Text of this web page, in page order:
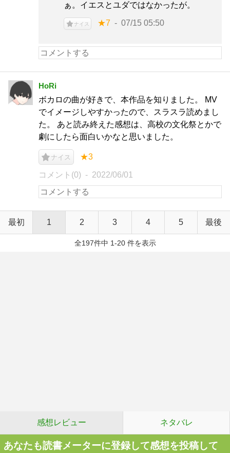
ぁ。イエスとユダではなかったが。
ナイス ★7 07/15 05:50
HoRi
ボカロの曲が好きで、本作品を知りました。 MV
でイメージしやすかったので、スラスラ読めまし
た。 あと読み終えた感想は、高校の文化祭とかで
劇にしたら面白いかなと思いました。
ナイス ★3
コメント(0) 2022/06/01
最初 1 2 3 4 5 最後
全197件中 1-20 件を表示
感想レビュー ネタバレ
あなたも読書メーターに登録して感想を投稿して